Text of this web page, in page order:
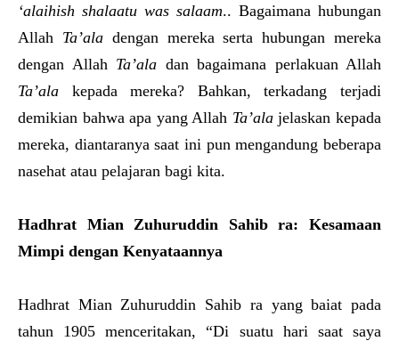
‘alaihish shalaatu was salaam.. Bagaimana hubungan
Allah Ta’aladengan mereka serta hubungan mereka
dengan Allah Ta’ala dan bagaimana perlakuan Allah
Ta’ala kepada mereka? Bahkan, terkadang terjadi
demikian bahwa apa yang Allah Ta’alajelaskan kepada
mereka, diantaranya saat ini pun mengandung beberapa
nasehat atau pelajaran bagi kita.
Hadhrat Mian Zuhuruddin Sahib ra: Kesamaan
Mimpi dengan Kenyataannya
Hadhrat Mian Zuhuruddin Sahib ra yang baiat pada
tahun 1905 menceritakan, “Di suatu hari saat saya